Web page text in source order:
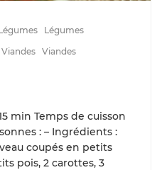
Légumes
Viandes Viandes
min Temps de cuisson
: – Ingrédients :
coupés en petits
pois, 2 carottes, 3